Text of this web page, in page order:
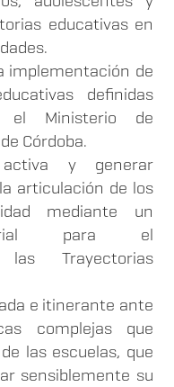
educativas en
implementación de
definidas
el Ministerio de
Córdoba.
y generar
articulación de los
mediante un
para el
Trayectorias
e itinerante ante
complejas que
las escuelas, que
sensiblemente su